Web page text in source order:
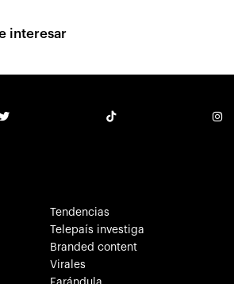
interesar
Tendencias
Telepaís investiga
Branded content
Virales